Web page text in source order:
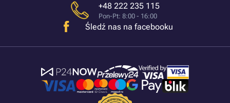
+48 222 235 115
Pon-Pt: 8:00 - 16:00
Śledź nas na facebooku